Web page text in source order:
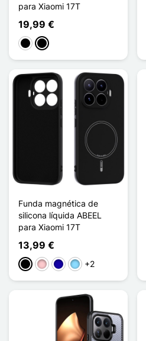
para Xiaomi 17T
19,99 €
NegroNoir Transparent
Funda magnética de
silicona líquida ABEEL
para Xiaomi 17T
13,99 €
NegroRosaAzul oscuro
Azul claro
+2